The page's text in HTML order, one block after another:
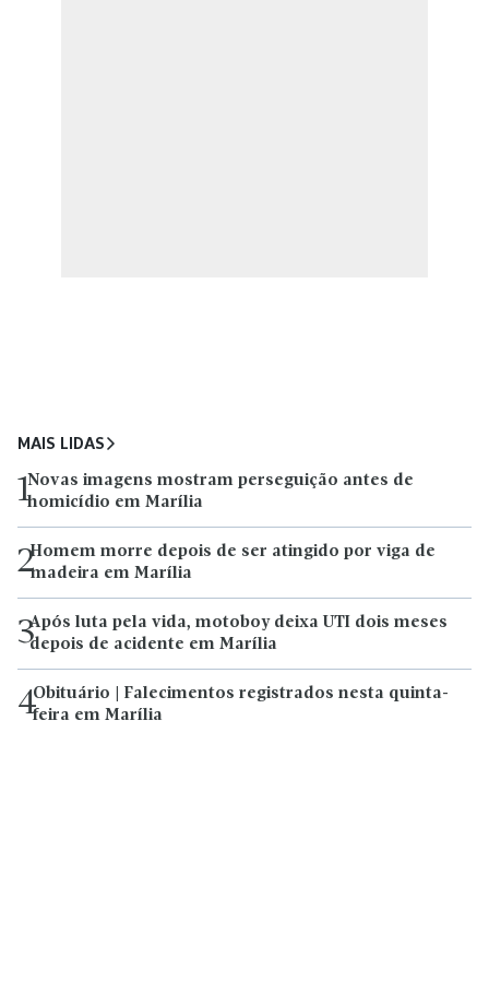
MAIS LIDAS
1Novas imagens mostram perseguição antes de
homicídio em Marília
2Homem morre depois de ser atingido por viga de
madeira em Marília
3Após luta pela vida, motoboy deixa UTI dois meses
depois de acidente em Marília
4Obituário | Falecimentos registrados nesta quinta-
feira em Marília